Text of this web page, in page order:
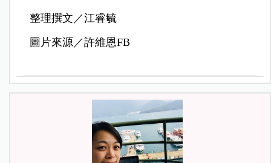
整理撰文／江睿毓
圖片來源／許維恩FB